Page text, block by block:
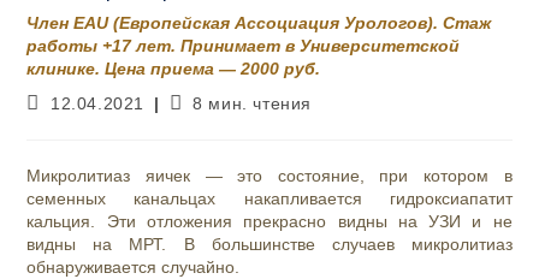
Член EAU (Европейская Ассоциация Урологов). Стаж
работы +17 лет. Принимает в Университетской
клинике. Цена приема — 2000 руб.
Запись
12.04.2021
Время
8 мин. чтения
Микролитиаз яичек — это состояние, при котором в
семенных канальцах накапливается гидроксиапатит
кальция. Эти отложения прекрасно видны на УЗИ и не
видны на МРТ. В большинстве случаев микролитиаз
обнаруживается случайно.